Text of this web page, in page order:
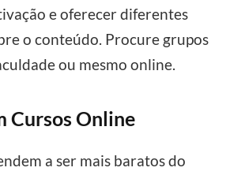
e oferecer diferentes
o conteúdo. Procure grupos
ou mesmo online.
Cursos Online
a ser mais baratos do